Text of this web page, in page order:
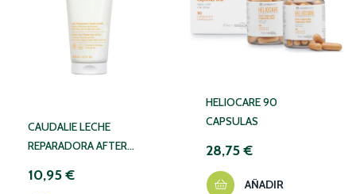
CAUDALIE LECHE
REPARADORA AFTER
10,95 €
HELIOCARE 90
CAPSULAS
28,75 €
AÑADIR